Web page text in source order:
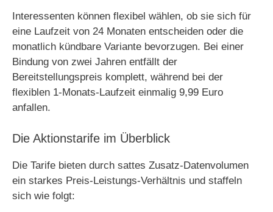
Interessenten können flexibel wählen, ob sie sich für
eine Laufzeit von 24 Monaten entscheiden oder die
monatlich kündbare Variante bevorzugen. Bei einer
Bindung von zwei Jahren entfällt der
Bereitstellungspreis komplett, während bei der
flexiblen 1-Monats-Laufzeit einmalig 9,99 Euro
anfallen.
Die Aktionstarife im Überblick
Die Tarife bieten durch sattes Zusatz-Datenvolumen
ein starkes Preis-Leistungs-Verhältnis und staffeln
sich wie folgt: